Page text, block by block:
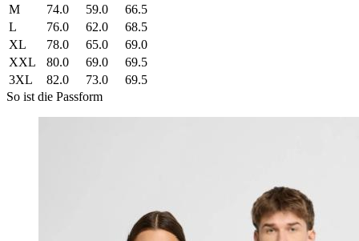
M
74.0 59.0
66.5
L
76.0 62.0
68.5
XL
78.0 65.0
69.0
XXL
80.0 69.0
69.5
3XL
82.0 73.0
69.5
So ist die Passform